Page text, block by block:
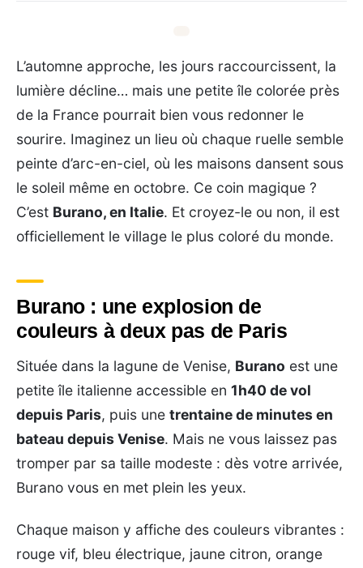
L’automne approche, les jours raccourcissent, la
lumière décline… mais une petite île colorée près
de la France pourrait bien vous redonner le
sourire. Imaginez un lieu où chaque ruelle semble
peinte d’arc-en-ciel, où les maisons dansent sous
le soleil même en octobre. Ce coin magique ?
C’est Burano, en Italie. Et croyez-le ou non, il est
officiellement le village le plus coloré du monde.
Burano : une explosion de
couleurs à deux pas de Paris
Située dans la lagune de Venise, Burano est une
petite île italienne accessible en 1h40 de vol
depuis Paris, puis une trentaine de minutes en
bateau depuis Venise. Mais ne vous laissez pas
tromper par sa taille modeste : dès votre arrivée,
Burano vous en met plein les yeux.
Chaque maison y affiche des couleurs vibrantes :
rouge vif, bleu électrique, jaune citron, orange